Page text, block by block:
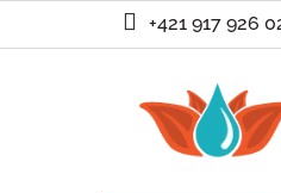
obsah
+421 917 926